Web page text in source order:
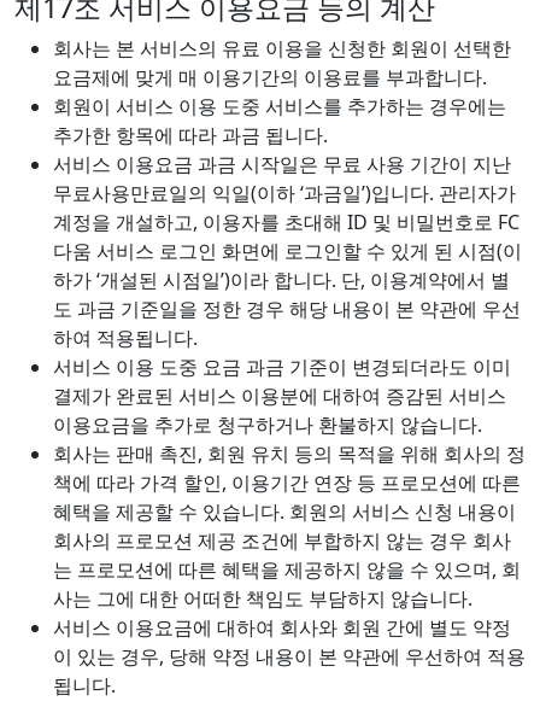
회사는 본 서비스의 유료 이용을 신청한 회원이 선택한
요금제에 맞게 매 이용기간의 이용료를 부과합니다.
회원이 서비스 이용 도중 서비스를 추가하는 경우에는
추가한 항목에 따라 과금 됩니다.
서비스 이용요금 과금 시작일은 무료 사용 기간이 지난
무료사용만료일의 익일(이하 ‘과금일’)입니다. 관리자가
계정을 개설하고, 이용자를 초대해 ID 및 비밀번호로 FC
다움 서비스 로그인 화면에 로그인할 수 있게 된 시점(이
하가 ‘개설된 시점일’)이라 합니다. 단, 이용계약에서 별
도 과금 기준일을 정한 경우 해당 내용이 본 약관에 우선
하여 적용됩니다.
서비스 이용 도중 요금 과금 기준이 변경되더라도 이미
결제가 완료된 서비스 이용분에 대하여 증감된 서비스
이용요금을 추가로 청구하거나 환불하지 않습니다.
회사는 판매 촉진, 회원 유치 등의 목적을 위해 회사의 정
책에 따라 가격 할인, 이용기간 연장 등 프로모션에 따른
혜택을 제공할 수 있습니다. 회원의 서비스 신청 내용이
회사의 프로모션 제공 조건에 부합하지 않는 경우 회사
는 프로모션에 따른 혜택을 제공하지 않을 수 있으며, 회
사는 그에 대한 어떠한 책임도 부담하지 않습니다.
서비스 이용요금에 대하여 회사와 회원 간에 별도 약정
이 있는 경우, 당해 약정 내용이 본 약관에 우선하여 적용
됩니다.